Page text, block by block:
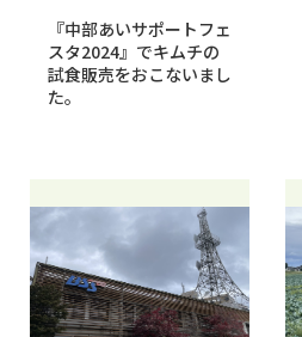
『中部あいサポートフェ
スタ2024』でキムチの
試食販売をおこないまし
た。